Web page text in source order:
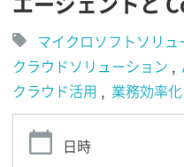
マイクロソフトソリュ
クラウドソリューション
クラウド活用
業務効率化
日時